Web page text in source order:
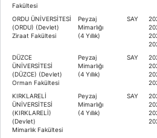
Fakültesi
ORDU ÜNİVERSİTESİ
(ORDU) (Devlet)
Ziraat Fakültesi
Peyzaj
Mimarlığı
(4 Yıllık)
SAY
DÜZCE
ÜNİVERSİTESİ
(DÜZCE) (Devlet)
Orman Fakültesi
Peyzaj
Mimarlığı
(4 Yıllık)
SAY
KIRKLARELİ
ÜNİVERSİTESİ
(KIRKLARELİ)
(Devlet)
Mimarlık Fakültesi
Peyzaj
Mimarlığı
(4 Yıllık)
SAY